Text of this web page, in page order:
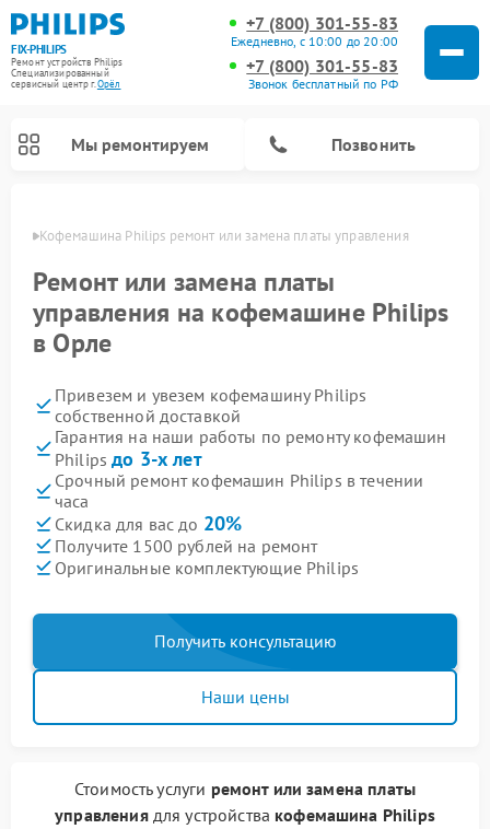
FIX-PHILIPS
Ремонт устройств Philips
Специализированный
cервисный центр г.Орёл
+7 (800) 301-55-83
Ежедневно, с 10:00 до 20:00
+7 (800) 301-55-83
Звонок бесплатный по РФ
Мы ремонтируем Позвонить
Кофемашина Philips ремонт или замена платы управления
Ремонт или замена платы
управления на кофемашине Philips
в Орле
Привезем и увезем кофемашину Philips
собственной доставкой
Гарантия на наши работы по ремонту кофемашин
Philipsдо 3-х лет
Срочный ремонт кофемашин Philips в течении
часа
Скидка для вас до 20%
Получите 1500 рублей на ремонт
Оригинальные комплектующие Philips
Получить консультацию
Наши цены
Стоимость услуги ремонт или замена платы
управлениядля устройства кофемашина Philips